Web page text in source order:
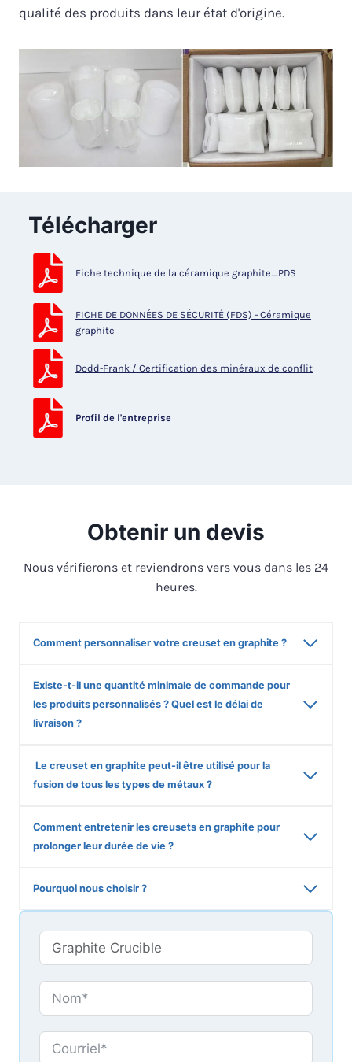
qualité des produits dans leur état d'origine.
Télécharger
Fiche technique de la céramique graphite_PDS
FICHE DE DONNÉES DE SÉCURITÉ (FDS) - Céramique
graphite
Dodd-Frank / Certification des minéraux de conflit
Profil de l'entreprise
Obtenir un devis
Nous vérifierons et reviendrons vers vous dans les 24
heures.
Comment personnaliser votre creuset en graphite ?
Existe-t-il une quantité minimale de commande pour
les produits personnalisés ? Quel est le délai de
livraison ?
Le creuset en graphite peut-il être utilisé pour la
fusion de tous les types de métaux ?
Comment entretenir les creusets en graphite pour
prolonger leur durée de vie ?
Pourquoi nous choisir ?